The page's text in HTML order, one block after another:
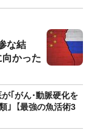
な結
かった
｢がん･動脈硬化を
｣【最強の魚活術3